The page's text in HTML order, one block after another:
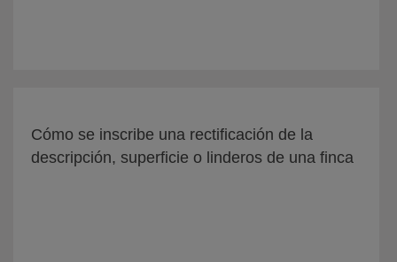
Cómo se inscribe una rectificación de la
descripción, superficie o linderos de una finca